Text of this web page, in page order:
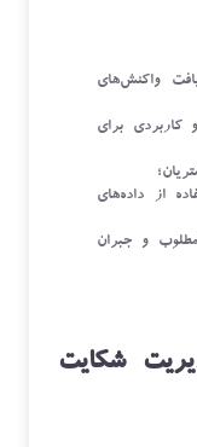
واکنش‌های
کاربردی برای
از داده‌های
و جبران
شکایت